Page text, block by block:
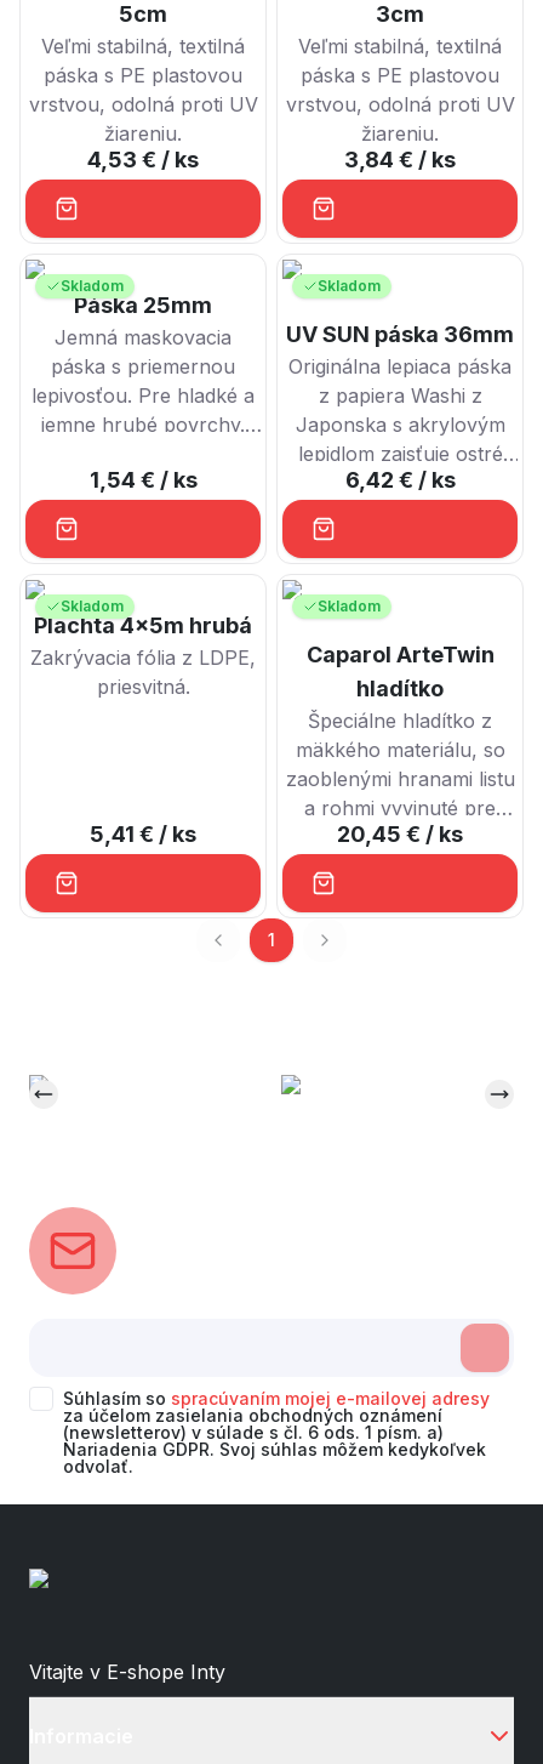
5cm
Veľmi stabilná, textilná
páska s PE plastovou
vrstvou, odolná proti UV
žiareniu.
4,53 € / ks
3cm
Veľmi stabilná, textilná
páska s PE plastovou
vrstvou, odolná proti UV
žiareniu.
3,84 € / ks
Skladom
Páska 25mm
Jemná maskovacia
páska s priemernou
lepivosťou. Pre hladké a
jemne hrubé povrchy.
potlačenej fólii.
1,54 € / ks
Skladom
UV SUN páska 36mm
Originálna lepiaca páska
z papiera Washi z
Japonska s akrylovým
lepidlom zaisťuje ostré
hrany a čisté línie pri
maľovaní a lakovaní.
Odpudzuje vodu, má
vysokú odolnosť voči
rozpúšťadlám a UV
vnútri aj vonku.
6,42 € / ks
Skladom
Plachta 4x5m hrubá
Zakrývacia fólia z LDPE,
priesvitná.
5,41 € / ks
Skladom
Caparol ArteTwin
hladítko
Špeciálne hladítko z
mäkkého materiálu, so
zaoblenými hranami listu
a rohmi vyvinuté pre
tmely Arte Twin.
20,45 € / ks
1
Súhlasím so spracúvaním mojej e-mailovej adresy
za účelom zasielania obchodných oznámení
(newsletterov) v súlade s čl. 6 ods. 1 písm. a)
Nariadenia GDPR. Svoj súhlas môžem kedykoľvek
odvolať.
Vitajte v E-shope Inty